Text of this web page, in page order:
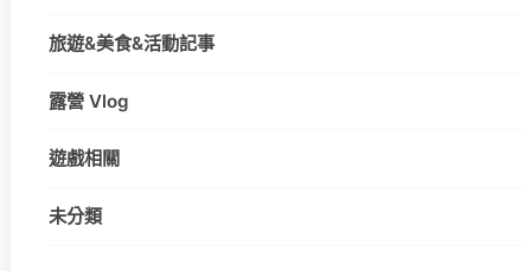
旅遊&美食&活動記事
露營 Vlog
遊戲相關
未分類